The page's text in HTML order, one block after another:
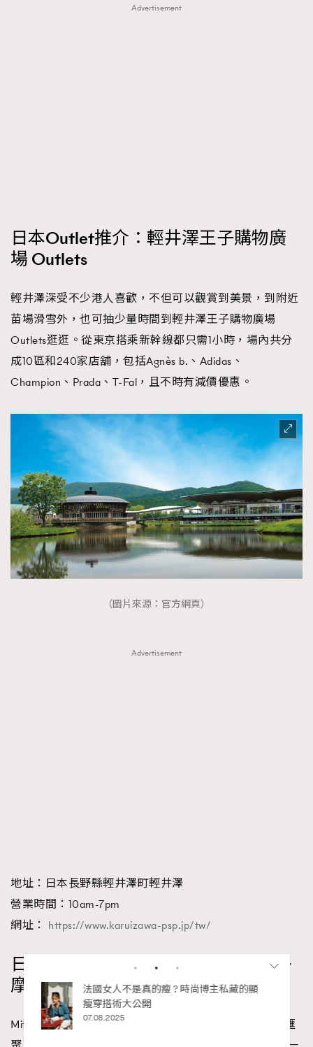
Advertisement
日本Outlet推介：輕井澤王子購物廣
場 Outlets
輕井澤深受不少港人喜歡，不但可以觀賞到美景，到附近
苗場滑雪外，也可抽少量時間到輕井澤王子購物廣場
Outlets逛逛。從東京搭乘新幹線都只需1小時，場內共分
成10區和240家店舖，包括Agnès b.、Adidas、
Champion、Prada、T-Fal，且不時有減價優惠。
（圖片來源：官方網頁）
Advertisement
地址：日本長野縣輕井澤町輕井澤
營業時間：10am-7pm
網址： https://www.karuizawa-psp.jp/tw/
日本Outlet推介：三井 Outlet Park 多
摩南大澤
Mitsui Shopping Park是日本最大規模的購物中心，場內匯